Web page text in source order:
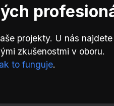
projekty. U nás
zkušenostmi v oboru.
to funguje.